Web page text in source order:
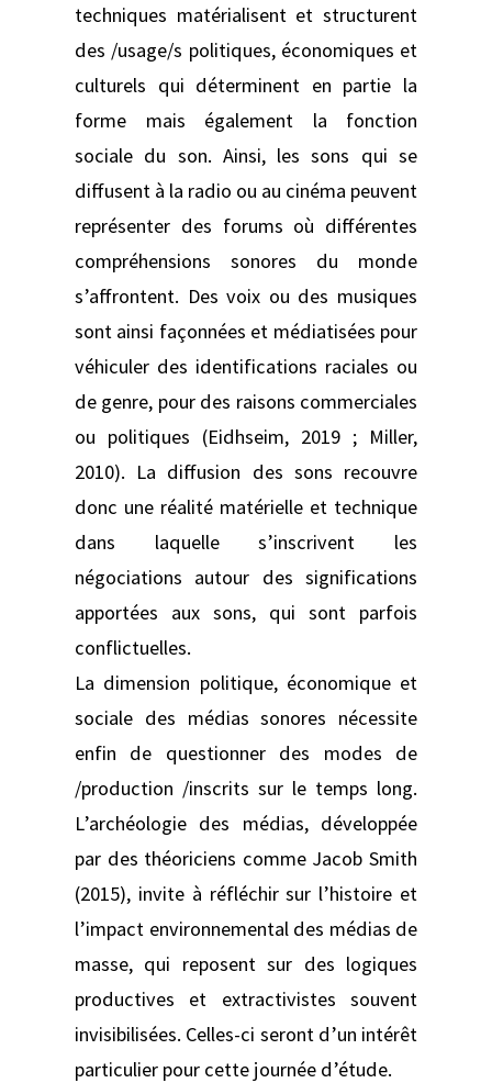
techniques matérialisent et structurent
des /usage/s politiques, économiques et
culturels qui déterminent en partie la
forme mais également la fonction
sociale du son. Ainsi, les sons qui se
diffusent à la radio ou au cinéma peuvent
représenter des forums où différentes
compréhensions sonores du monde
s’affrontent. Des voix ou des musiques
sont ainsi façonnées et médiatisées pour
véhiculer des identifications raciales ou
de genre, pour des raisons commerciales
ou politiques (Eidhseim, 2019 ; Miller,
2010). La diffusion des sons recouvre
donc une réalité matérielle et technique
dans laquelle s’inscrivent les
négociations autour des significations
apportées aux sons, qui sont parfois
conflictuelles.
La dimension politique, économique et
sociale des médias sonores nécessite
enfin de questionner des modes de
/production /inscrits sur le temps long.
L’archéologie des médias, développée
par des théoriciens comme Jacob Smith
(2015), invite à réfléchir sur l’histoire et
l’impact environnemental des médias de
masse, qui reposent sur des logiques
productives et extractivistes souvent
invisibilisées. Celles-ci seront d’un intérêt
particulier pour cette journée d’étude.